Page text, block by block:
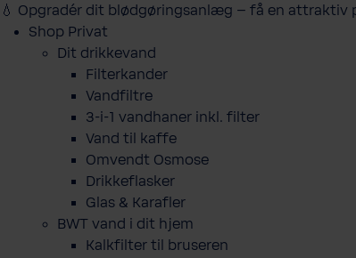
💧 Opgradér dit blødgøringsanlæg – få en attraktiv
Shop Privat
Dit drikkevand
Filterkander
Vandfiltre
3-i-1 vandhaner inkl. filter
Vand til kaffe
Omvendt Osmose
Drikkeflasker
Glas & Karafler
BWT vand i dit hjem
Kalkfilter til bruseren